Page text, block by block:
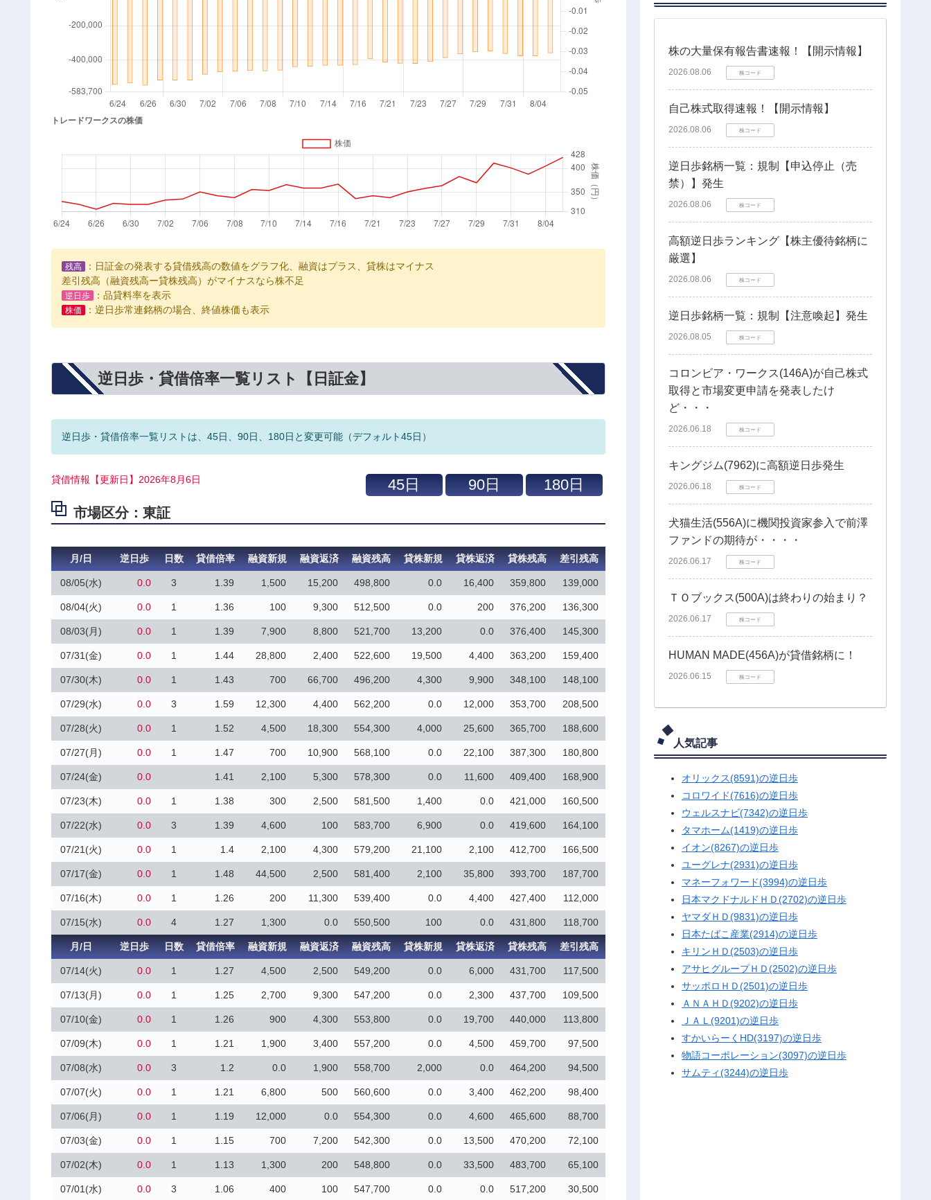
残高
：日証金の発表する貸借残高の数値をグラフ化、融資はプラス、貸株はマイナス
差引残高（融資残高ー貸株残高）がマイナスなら株不足
逆日歩 ：品貸料率を表示
株価 ：逆日歩常連銘柄の場合、終値株価も表示
逆日歩・貸借倍率一覧リスト【日証金】
逆日歩・貸借倍率一覧リストは、45日、90日、180日と変更可能（デフォルト45日）
貸借情報【更新日】2026年8月6日
市場区分：東証
月/日 逆日歩 日数 貸借倍率 融資新規 融資返済 融資残高 貸株新規 貸株返済 貸株残高 差引残高
08/05(水) 0.0 3 1.39 1,500 15,200 498,800 0.0 16,400 359,800 139,000
08/04(火) 0.0 1 1.36 100 9,300 512,500 0.0 200 376,200 136,300
08/03(月) 0.0 1 1.39 7,900 8,800 521,700 13,200 0.0 376,400 145,300
07/31(金) 0.0 1 1.44 28,800 2,400 522,600 19,500 4,400 363,200 159,400
07/30(木) 0.0 1 1.43 700 66,700 496,200 4,300 9,900 348,100 148,100
07/29(水) 0.0 3 1.59 12,300 4,400 562,200 0.0 12,000 353,700 208,500
07/28(火) 0.0 1 1.52 4,500 18,300 554,300 4,000 25,600 365,700 188,600
07/27(月) 0.0 1 1.47 700 10,900 568,100 0.0 22,100 387,300 180,800
07/24(金) 0.0 1.41 2,100 5,300 578,300 0.0 11,600 409,400 168,900
07/23(木) 0.0 1 1.38 300 2,500 581,500 1,400 0.0 421,000 160,500
07/22(水) 0.0 3 1.39 4,600 100 583,700 6,900 0.0 419,600 164,100
07/21(火) 0.0 1 1.4 2,100 4,300 579,200 21,100 2,100 412,700 166,500
07/17(金) 0.0 1 1.48 44,500 2,500 581,400 2,100 35,800 393,700 187,700
07/16(木) 0.0 1 1.26 200 11,300 539,400 0.0 4,400 427,400 112,000
07/15(水) 0.0 4 1.27 1,300 0.0 550,500 100 0.0 431,800 118,700
月/日 逆日歩 日数 貸借倍率 融資新規 融資返済 融資残高 貸株新規 貸株返済 貸株残高 差引残高
07/14(火) 0.0 1 1.27 4,500 2,500 549,200 0.0 6,000 431,700 117,500
07/13(月) 0.0 1 1.25 2,700 9,300 547,200 0.0 2,300 437,700 109,500
07/10(金) 0.0 1 1.26 900 4,300 553,800 0.0 19,700 440,000 113,800
07/09(木) 0.0 1 1.21 1,900 3,400 557,200 0.0 4,500 459,700 97,500
07/08(水) 0.0 3 1.2 0.0 1,900 558,700 2,000 0.0 464,200 94,500
07/07(火) 0.0 1 1.21 6,800 500 560,600 0.0 3,400 462,200 98,400
07/06(月) 0.0 1 1.19 12,000 0.0 554,300 0.0 4,600 465,600 88,700
07/03(金) 0.0 1 1.15 700 7,200 542,300 0.0 13,500 470,200 72,100
07/02(木) 0.0 1 1.13 1,300 200 548,800 0.0 33,500 483,700 65,100
07/01(水) 0.0 3 1.06 400 100 547,700 0.0 0.0 517,200 30,500
株の大量保有報告書速報！【開示情報】
2026.08.06 株コード
自己株式取得速報！【開示情報】
2026.08.06 株コード
逆日歩銘柄一覧：規制【申込停止（売
禁）】発生
2026.08.06 株コード
高額逆日歩ランキング【株主優待銘柄に
厳選】
2026.08.06 株コード
逆日歩銘柄一覧：規制【注意喚起】発生
2026.08.05 株コード
コロンビア・ワークス(146A)が自己株式
取得と市場変更申請を発表したけ
ど・・・
2026.06.18 株コード
キングジム(7962)に高額逆日歩発生
2026.06.18 株コード
犬猫生活(556A)に機関投資家参入で前澤
ファンドの期待が・・・・
2026.06.17 株コード
ＴＯブックス(500A)は終わりの始まり？
2026.06.17 株コード
HUMAN MADE(456A)が貸借銘柄に！
2026.06.15 株コード
人気記事
オリックス(8591)の逆日歩
コロワイド(7616)の逆日歩
ウェルスナビ(7342)の逆日歩
タマホーム(1419)の逆日歩
イオン(8267)の逆日歩
ユーグレナ(2931)の逆日歩
マネーフォワード(3994)の逆日歩
日本マクドナルドＨＤ(2702)の逆日歩
ヤマダＨＤ(9831)の逆日歩
日本たばこ産業(2914)の逆日歩
キリンＨＤ(2503)の逆日歩
アサヒグループＨＤ(2502)の逆日歩
サッポロＨＤ(2501)の逆日歩
ＡＮＡＨＤ(9202)の逆日歩
ＪＡＬ(9201)の逆日歩
すかいらーくHD(3197)の逆日歩
物語コーポレーション(3097)の逆日歩
サムティ(3244)の逆日歩